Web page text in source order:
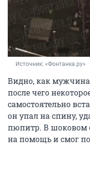
Источник: «Фонтанка.ру»
Видно, как
после чего
самостоятельно
он упал на спину,
пюпитр. В шоковом
на помощь и смог